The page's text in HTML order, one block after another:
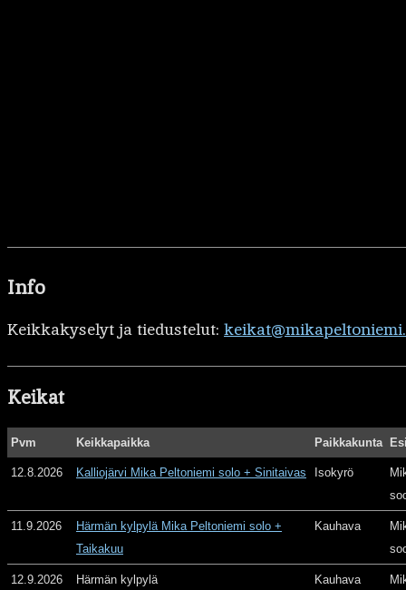
Info
Keikkakyselyt ja tiedustelut:
Keikat
Pvm Keikkapaikka Paikkakunta
12.8.2026 Kalliojärvi Mika Peltoniemi solo + Sinitaivas Isokyrö
11.9.2026
Härmän kylpylä Mika Peltoniemi solo +
Taikakuu
Kauhava
12.9.2026 Härmän kylpylä Kauhava